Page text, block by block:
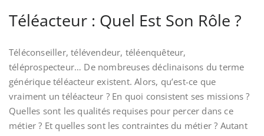
Téléacteur : Quel Est Son Rôle ?
Téléconseiller, télévendeur, téléenquêteur,
téléprospecteur… De nombreuses déclinaisons du terme
générique téléacteur existent. Alors, qu’est-ce que
vraiment un téléacteur ? En quoi consistent ses missions ?
Quelles sont les qualités requises pour percer dans ce
métier ? Et quelles sont les contraintes du métier ? Autant